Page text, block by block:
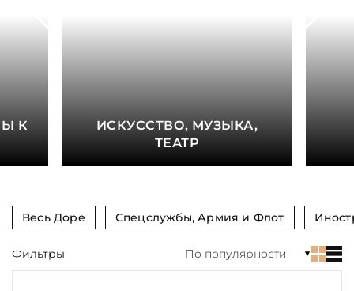
К
ИСКУССТВО, МУЗЫКА,
ТЕАТР
Весь Доре Спецслужбы, Армия и Флот
Обрез
Пол и возраст
Религия
Теги
Фильтры По популярности